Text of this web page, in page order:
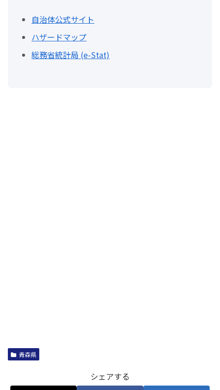
自治体公式サイト
ハザードマップ
総務省統計局 (e-Stat)
青森県
シェアする